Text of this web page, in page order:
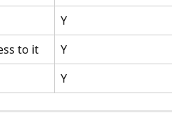
Y
to it
Y
Y